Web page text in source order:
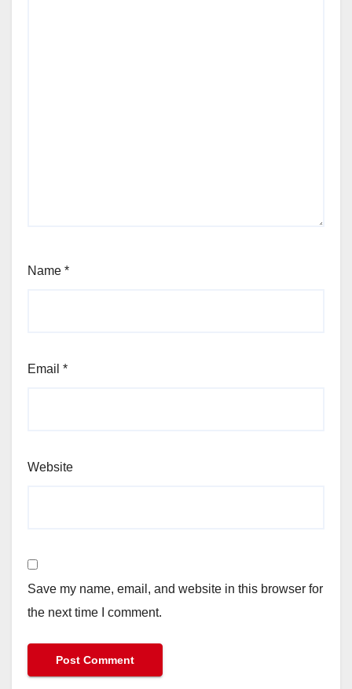
Name *
Email *
Website
Save my name, email, and website in this browser for
the next time I comment.